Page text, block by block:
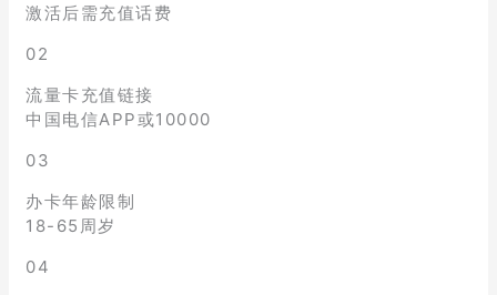
激活后需充值话费
02
流量卡充值链接
中国电信APP或10000
03
办卡年龄限制
18-65周岁
04